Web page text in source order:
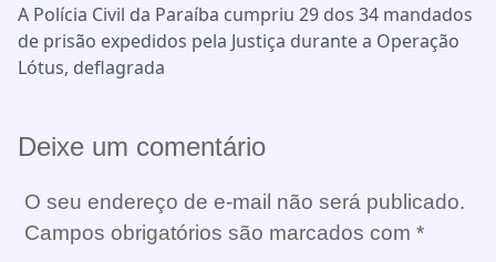
A Polícia Civil da Paraíba cumpriu 29 dos 34 mandados
de prisão expedidos pela Justiça durante a Operação
Lótus, deflagrada
Deixe um comentário
O seu endereço de e-mail não será publicado.
Campos obrigatórios são marcados com *